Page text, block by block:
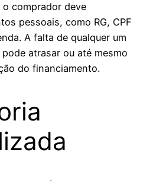
comprador deve
pessoais, como RG, CPF
A falta de qualquer um
atrasar ou até mesmo
do financiamento.